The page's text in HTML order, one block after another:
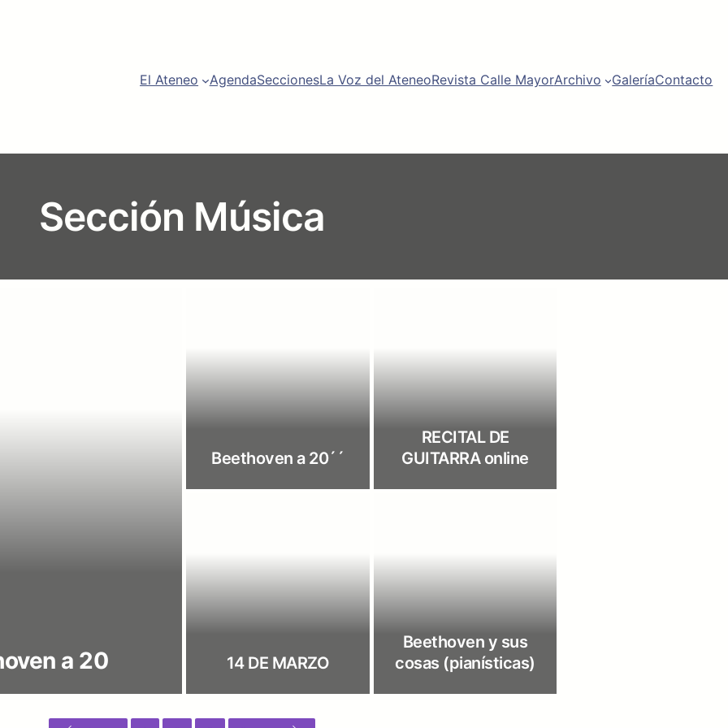
El Ateneo AgendaSeccionesLa Voz del AteneoRevista Calle MayorArchivo GaleríaContacto
Sección Música
a 20
Beethoven a 20´´
RECITAL DE
GUITARRA online
14 DE MARZO
Beethoven y sus
cosas (pianísticas)